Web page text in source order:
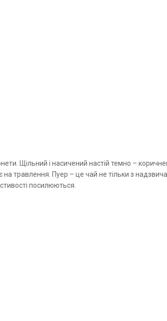
Щільний і насичений настій темно –
на травлення. Пуер – це чай не тільки з
посилюються.